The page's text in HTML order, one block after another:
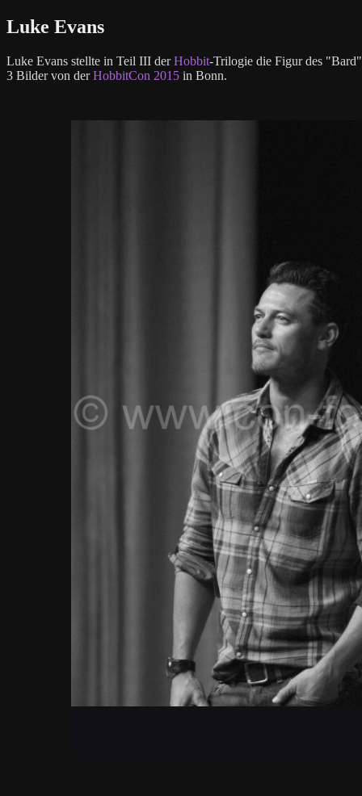
Luke Evans
Luke Evans stellte in Teil III derHobbit-Trilogie die Figur des
3 Bilder von derHobbitCon 2015 in Bonn.